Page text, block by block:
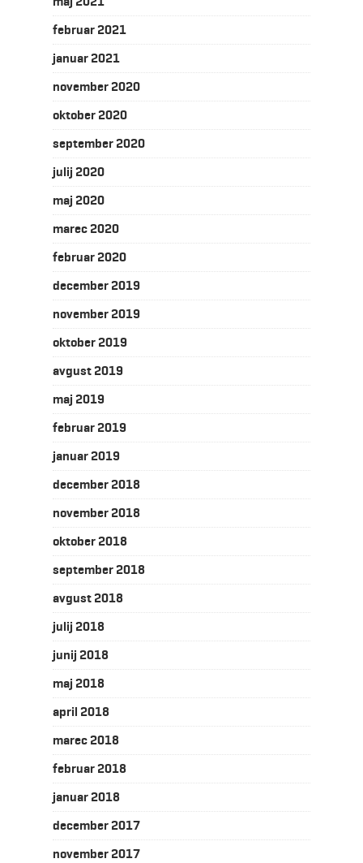
februar 2021
januar 2021
november 2020
oktober 2020
september 2020
julij 2020
maj 2020
marec 2020
februar 2020
december 2019
november 2019
oktober 2019
avgust 2019
maj 2019
februar 2019
januar 2019
december 2018
november 2018
oktober 2018
september 2018
avgust 2018
julij 2018
junij 2018
maj 2018
april 2018
marec 2018
februar 2018
januar 2018
december 2017
november 2017